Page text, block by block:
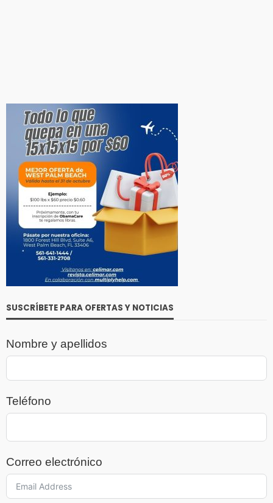
SUSCRÍBETE PARA OFERTAS Y NOTICIAS
Nombre y apellidos
Teléfono
Correo electrónico